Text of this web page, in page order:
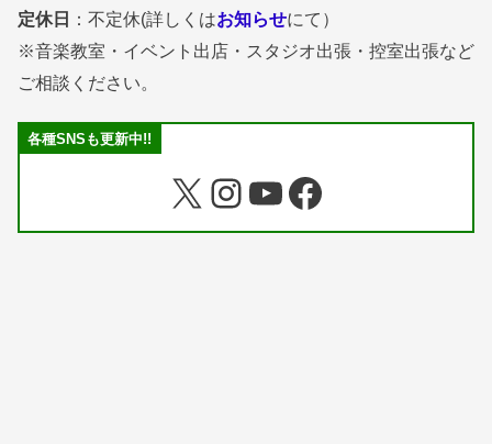
定休日
：不定休(詳しくはお知らせにて）
※音楽教室・イベント出店・スタジオ出張・控室出張など
ご相談ください。
各種SNSも更新中!!